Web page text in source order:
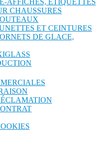
CHAUSSURES
ET CEINTURES
DE GLACE,